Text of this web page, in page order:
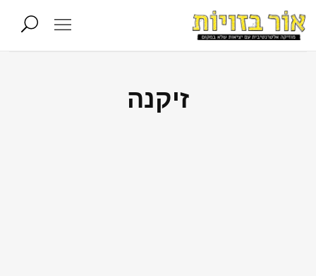
זיקנה